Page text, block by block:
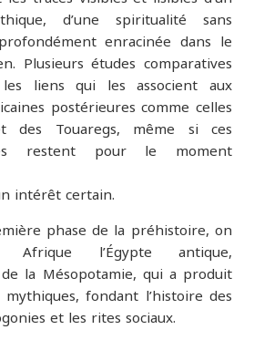
d’une spiritualité sans
enracinée dans le
Plusieurs études comparatives
liens qui les associent aux
postérieures comme celles
des Touaregs, même si ces
restent pour le moment
intérêt certain.
phase de la préhistoire, on
l’Égypte antique,
la Mésopotamie, qui a produit
fondant l’histoire des
et les rites sociaux.